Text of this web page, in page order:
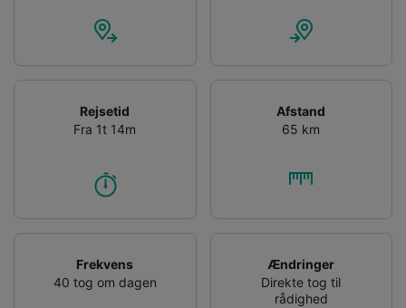
Rejsetid
Fra 1t 14m
Afstand
65 km
Frekvens
40 tog om dagen
Ændringer
Direkte tog til
rådighed